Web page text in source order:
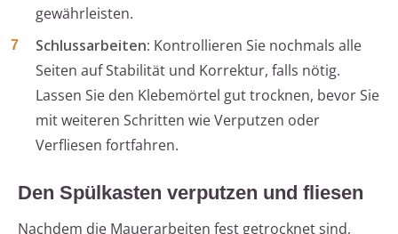
gewährleisten.
Schlussarbeiten: Kontrollieren Sie nochmals alle
Seiten auf Stabilität und Korrektur, falls nötig.
Lassen Sie den Klebemörtel gut trocknen, bevor Sie
mit weiteren Schritten wie Verputzen oder
Verfliesen fortfahren.
Den Spülkasten verputzen und fliesen
Nachdem die Mauerarbeiten fest getrocknet sind,